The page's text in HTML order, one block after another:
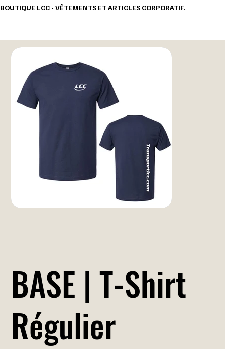
BOUTIQUE LCC - VÊTEMENTS ET ARTICLES CORPORATIF.
BASE | T-Shirt
Régulier